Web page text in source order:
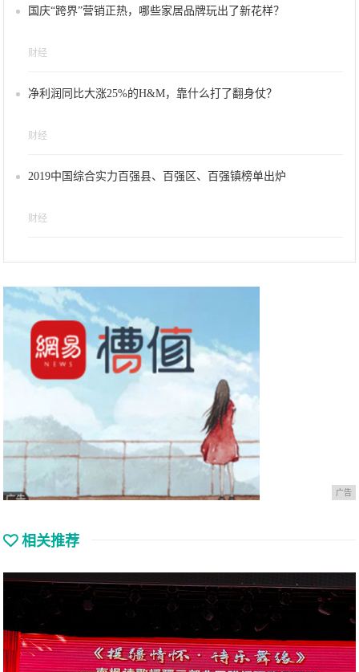
国庆“跨界”营销正热，哪些家居品牌玩出了新花样？
财经
净利润同比大涨25%的H&M，靠什么打了翻身仗？
财经
2019中国综合实力百强县、百强区、百强镇榜单出炉
财经
广告
相关推荐